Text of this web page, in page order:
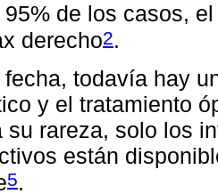
95% de los casos,
derecho2.
fecha, todavía hay
y el tratamiento
su rareza, solo los
están
5.